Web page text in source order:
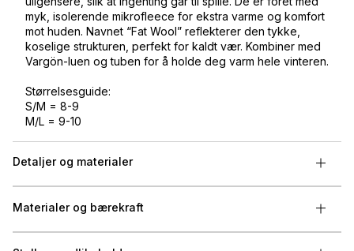
myk, isolerende mikrofleece for ekstra varme og komfort
mot huden. Navnet “Fat Wool” reflekterer den tykke,
koselige strukturen, perfekt for kaldt vær. Kombiner med
Vargön-luen og tuben for å holde deg varm hele vinteren.
Størrelsesguide:
S/M = 8-9
M/L = 9-10
Detaljer og materialer
Materialer og bærekraft